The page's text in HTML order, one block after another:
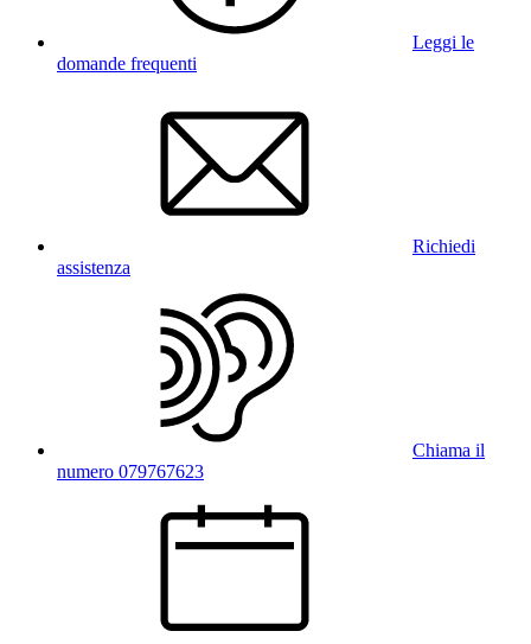
Leggi le
domande frequenti
Richiedi
assistenza
Chiama il
numero 079767623